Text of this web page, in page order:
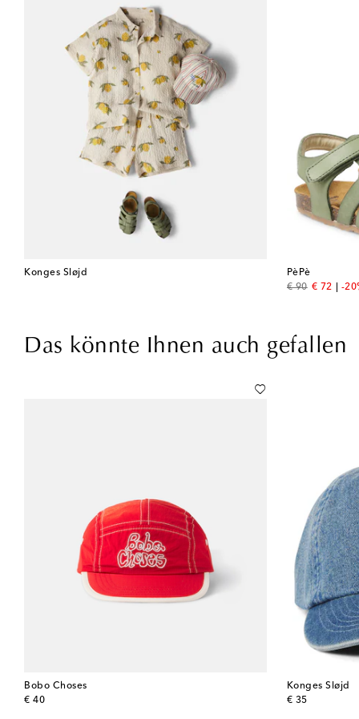
Konges Sløjd
PèPè
€ 90
original price
€ 72
discount
-
Das könnte Ihnen auch gefallen
Bobo Choses
€ 40
original price
Konges Sløjd
€ 35
original price